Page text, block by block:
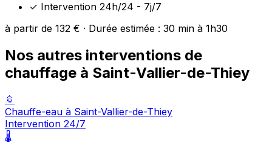
✓ Intervention 24h/24 - 7j/7
à partir de 132 € · Durée estimée : 30 min à 1h30
Nos autres interventions de
chauffage à Saint-Vallier-de-Thiey
🚿
Chauffe-eau à Saint-Vallier-de-Thiey
Intervention 24/7
🌡️